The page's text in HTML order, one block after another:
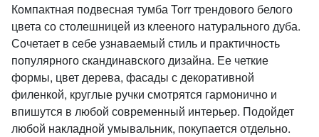
Компактная подвесная тумба Torr трендового белого
цвета со столешницей из клееного натурального дуба.
Сочетает в себе узнаваемый стиль и практичность
популярного скандинавского дизайна. Ее четкие
формы, цвет дерева, фасады с декоративной
филенкой, круглые ручки смотрятся гармонично и
впишутся в любой современный интерьер. Подойдет
любой накладной умывальник, покупается отдельно.